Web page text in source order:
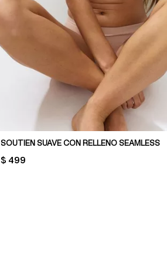
SOUTIEN SUAVE CON RELLENO SEAMLESS
PRICE:
$ 499